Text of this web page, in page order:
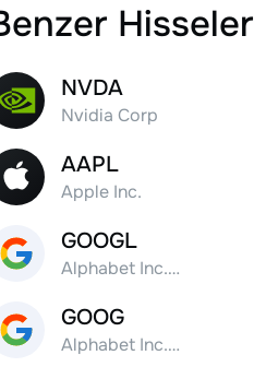
Hisseler
NVDA
Nvidia Corp
AAPL
Apple Inc.
GOOGL
Alphabet Inc. Class A Common Stock
GOOG
Alphabet Inc. Class C Capital Stock